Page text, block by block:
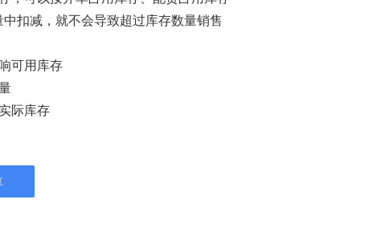
扣减，就不会导致超过库存数量销售
可用库存
际库存